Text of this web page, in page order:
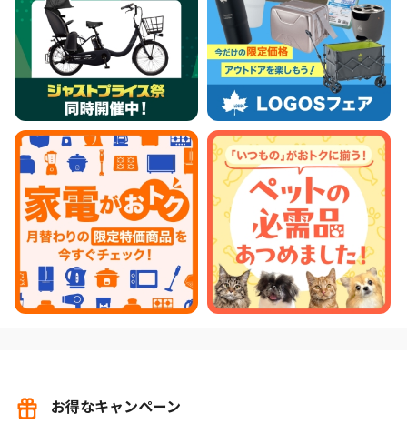
お得なキャンペーン